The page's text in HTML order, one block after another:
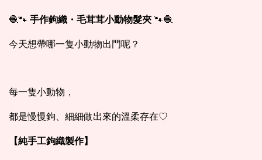
🧶🐾 手作鉤織・毛茸茸小動物髮夾 🐾🧶
今天想帶哪一隻小動物出門呢？
每一隻小動物，
都是慢慢鉤、細細做出來的溫柔存在♡
【純手工鉤織製作】